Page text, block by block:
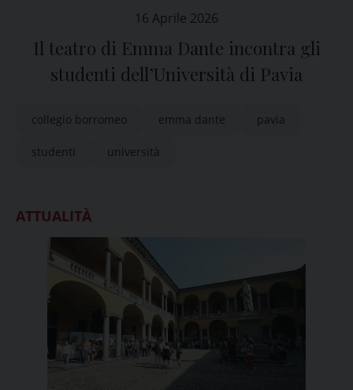
16 Aprile 2026
Il teatro di Emma Dante incontra gli
studenti dell’Università di Pavia
collegio borromeo emma dante pavia
studenti università
ATTUALITÀ